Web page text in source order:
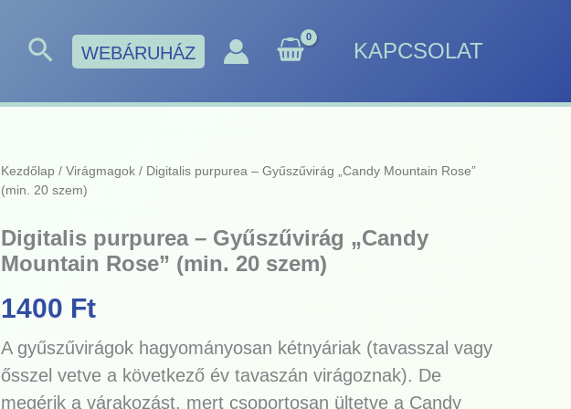
SearchWEBÁRUHÁZ KAPCSOLAT
Kezdőlap / Virágmagok / Digitalis purpurea – Gyűszűvirág „Candy Mountain Rose”
(min. 20 szem)
Digitalis purpurea – Gyűszűvirág „Candy
Mountain Rose” (min. 20 szem)
1400 Ft
A gyűszűvirágok hagyományosan kétnyáriak (tavasszal vagy
ősszel vetve a következő év tavaszán virágoznak). De
megérik a várakozást, mert csoportosan ültetve a Candy